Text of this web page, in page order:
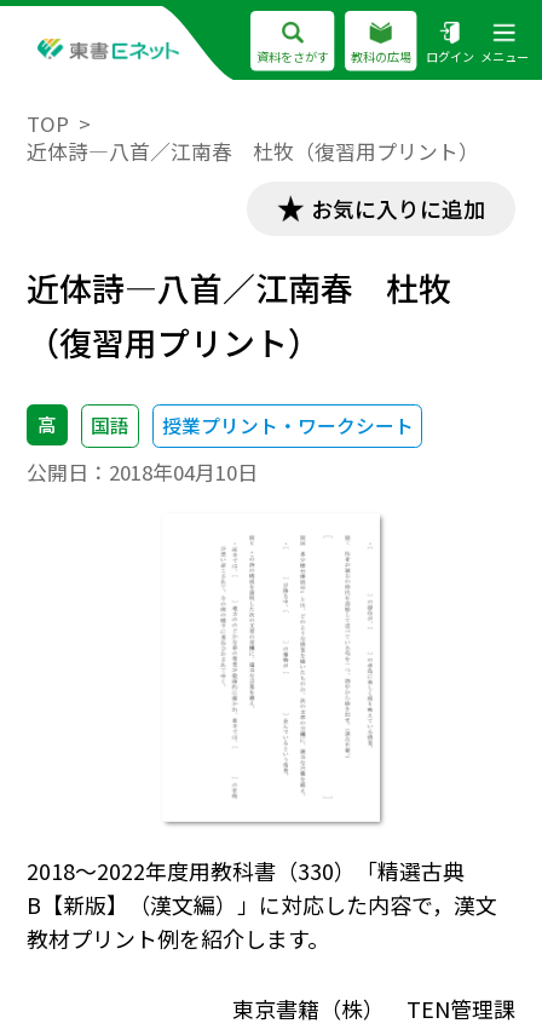
資料をさがす 教科の広場 ログイン メニュー
TOP
近体詩―八首／江南春 杜牧（復習用プリント）
お気に入りに追加
近体詩―八首／江南春 杜牧
（復習用プリント）
高 国語 授業プリント・ワークシート
公開日： 2018年04月10日
2018～2022年度用教科書（330）「精選古典
B【新版】（漢文編）」に対応した内容で，漢文
教材プリント例を紹介します。
東京書籍（株） TEN管理課